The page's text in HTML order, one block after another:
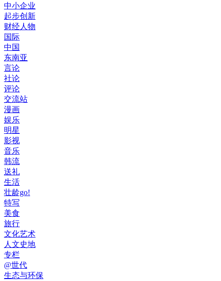
中小企业
起步创新
财经人物
国际
中国
东南亚
言论
社论
评论
交流站
漫画
娱乐
明星
影视
音乐
韩流
送礼
生活
壮龄go!
特写
美食
旅行
文化艺术
人文史地
专栏
@世代
生态与环保